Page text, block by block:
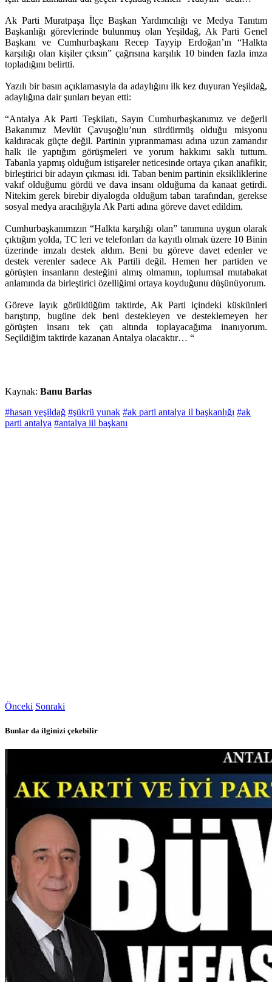
Ak Parti Muratpaşa İlçe Başkan Yardımcılığı ve Medya Tanıtım
Başkanlığı görevlerinde bulunmuş olan Yeşildağ, Ak Parti Genel
Başkanı ve Cumhurbaşkanı Recep Tayyip Erdoğan’ın “Halkta
karşılığı olan kişiler çıksın” çağrısına karşılık 10 binden fazla imza
topladığını belirtti.
Yazılı bir basın açıklamasıyla da adaylığını ilk kez duyuran Yeşildağ,
adaylığına dair şunları beyan etti:
“Antalya Ak Parti Teşkilatı, Sayın Cumhurbaşkanımız ve değerli
Bakanımız Mevlüt Çavuşoğlu’nun sürdürmüş olduğu misyonu
kaldıracak güçte değil. Partinin yıpranmaması adına uzun zamandır
halk ile yaptığım görüşmeleri ve yorum hakkımı saklı tuttum.
Tabanla yapmış olduğum istişareler neticesinde ortaya çıkan anafikir,
birleştirici bir adayın çıkması idi. Taban benim partinin eksikliklerine
vakıf olduğumu gördü ve dava insanı olduğuma da kanaat getirdi.
Nitekim gerek birebir diyalogda olduğum taban tarafından, gerekse
sosyal medya aracılığıyla Ak Parti adına göreve davet edildim.
Cumhurbaşkanımızın “Halkta karşılığı olan” tanımına uygun olarak
çıktığım yolda, TC leri ve telefonları da kayıtlı olmak üzere 10 Binin
üzerinde imzalı destek aldım. Beni bu göreve davet edenler ve
destek verenler sadece Ak Partili değil. Hemen her partiden ve
görüşten insanların desteğini almış olmamın, toplumsal mutabakat
anlamında da birleştirici özelliğimi ortaya koyduğunu düşünüyorum.
Göreve layık görüldüğüm taktirde, Ak Parti içindeki küskünleri
barıştırıp, bugüne dek beni destekleyen ve desteklemeyen her
görüşten insanı tek çatı altında toplayacağıma inanıyorum.
Seçildiğim taktirde kazanan Antalya olacaktır… “
Kaynak: Banu Barlas
#hasan yeşildağ #şükrü yunak #ak parti antalya il başkanlığı #ak
parti antalya #antalya iil başkanı
Önceki Sonraki
Bunlar da ilginizi çekebilir